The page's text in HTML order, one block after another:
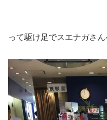
って駆け足でスエナガさん